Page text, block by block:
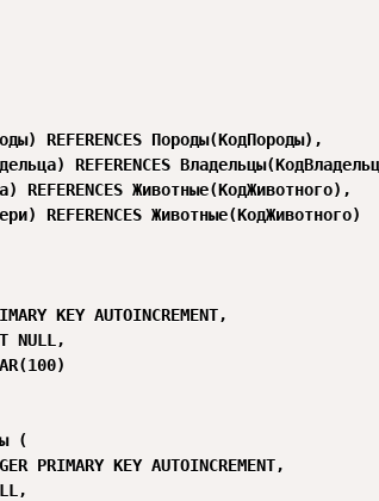
REFERENCES Породы(КодПороды),
REFERENCES
REFERENCES Животные(КодЖивотного),
REFERENCES Животные(КодЖивотного)
KEY AUTOINCREMENT,
NULL,
(
PRIMARY KEY AUTOINCREMENT,